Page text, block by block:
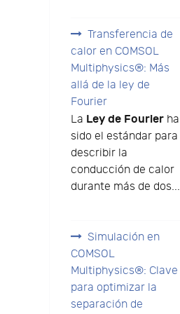
Transferencia de
calor en COMSOL
Multiphysics®: Más
allá de la ley de
Fourier
La Ley de Fourierha
sido el estándar para
describir la
conducción de calor
durante más de dos...
Simulación en
COMSOL
Multiphysics®: Clave
para optimizar la
separación de